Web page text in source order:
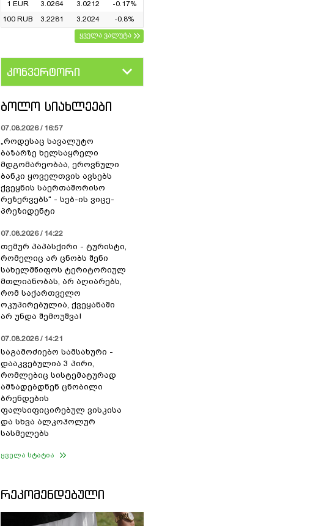
1 EUR
3.0264 3.0212
-0.17%
100 RUB
3.2281 3.2024
-0.8%
ყველა ვალუტა
კონვერტორი
ᲑᲝᲚᲝ ᲡᲘᲐᲮᲚᲔᲔᲑᲘ
07.08.2026 / 16:57
„როდესაც სავალუტო
ბაზარზე ხელსაყრელი
მდგომარეობაა, ეროვნული
ბანკი ყოველთვის ავსებს
ქვეყნის საერთაშორისო
რეზერვებს“ - სებ-ის ვიცე-
პრეზიდენტი
07.08.2026 / 14:22
თემურ პაპასქირი - ტურისტი,
რომელიც არ ცნობს შენი
სახელმწიფოს ტერიტორიულ
მთლიანობას, არ აღიარებს,
რომ საქართველო
ოკუპირებულია, ქვეყანაში
არ უნდა შემოუშვა!
07.08.2026 / 14:21
საგამოძიებო სამსახური -
დააკვებულია 3 პირი,
რომლებიც სისტემატურად
ამზადებდნენ ცნობილი
ბრენდების
ფალსიფიცირებულ ვისკისა
და სხვა ალკოჰოლურ
სასმელებს
ყველა სტატია
ᲠᲔᲙᲝᲛᲔᲜᲓᲔᲑᲣᲚᲘ